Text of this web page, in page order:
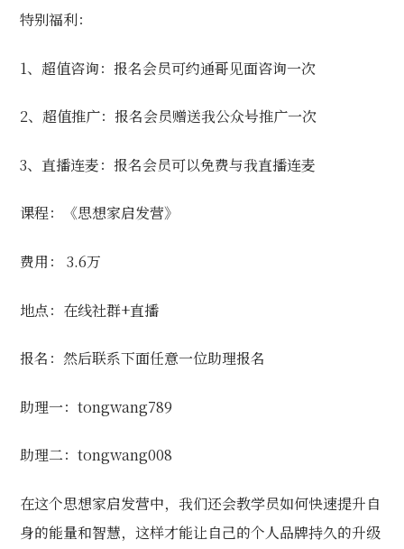
特别福利：
1、超值咨询：报名会员可约通哥见面咨询一次
2、超值推广：报名会员赠送我公众号推广一次
3、直播连麦：报名会员可以免费与我直播连麦
课程：《思想家启发营》
费用： 3.6万
地点：在线社群+直播
报名：然后联系下面任意一位助理报名
助理一：tongwang789
助理二：tongwang008
在这个思想家启发营中，我们还会教学员如何快速提升自
身的能量和智慧，这样才能让自己的个人品牌持久的升级